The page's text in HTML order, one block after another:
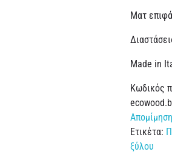
Ματ
Made in
Κωδικός
Ετικέτα:
ξύλου